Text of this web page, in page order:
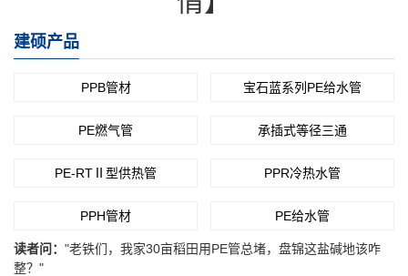
建硕产品
PPB管材 宝石蓝系列PE给水管
PE燃气管 承插式等径三通
PE-RTⅡ型供热管 PPR冷热水管
PPH管材 PE给水管
读者问： "老铁们，我家30亩稻田用PE管总堵，盘锦这盐碱地该咋
整？"